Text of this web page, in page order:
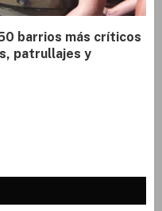
barrios más críticos
patrullajes y